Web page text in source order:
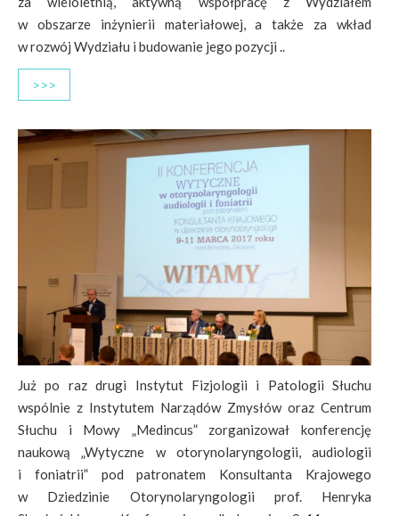
w obszarze inżynierii materiałowej, a także za wkład
w rozwój Wydziału i budowanie jego pozycji ..
>>>
Już po raz drugi Instytut Fizjologii i Patologii Słuchu
wspólnie z Instytutem Narządów Zmysłów oraz Centrum
Słuchu i Mowy „Medincus” zorganizował konferencję
naukową „Wytyczne w otorynolaryngologii, audiologii
i foniatrii” pod patronatem Konsultanta Krajowego
w Dziedzinie Otorynolaryngologii prof. Henryka